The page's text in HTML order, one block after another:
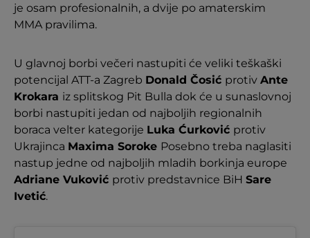
je osam profesionalnih, a dvije po amaterskim
MMA pravilima.
U glavnoj borbi večeri nastupiti će veliki teškaški
potencijal ATT-a Zagreb Donald Čosić protiv Ante
Krokara iz splitskog Pit Bulla dok će u sunaslovnoj
borbi nastupiti jedan od najboljih regionalnih
boraca velter kategorije Luka Ćurković protiv
Ukrajinca Maxima Soroke Posebno treba naglasiti
nastup jedne od najboljih mladih borkinja europe
Adriane Vuković protiv predstavnice BiH Sare
Ivetić.